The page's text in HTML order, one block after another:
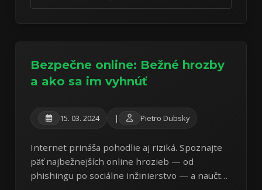
Bezpečne online: Bežné hrozby
a ako sa im vyhnúť
15. 03. 2024 | Pietro Dubsky
Internet prináša pohodlie aj riziká. Spoznajte
päť najbežnejších online hrozieb — od
phishingu po sociálne inžinierstvo — a naučte